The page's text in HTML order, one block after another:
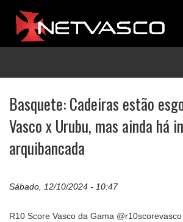
Basquete: Cadeiras estão
Vasco x Urubu, mas ainda há
arquibancada
Sábado, 12/10/2024 - 10:47
R10 Score Vasco da Gama @r10scorevasco